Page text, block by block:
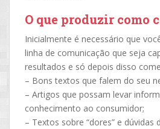
O que produzir como
Inicialmente é necessário que
linha de comunicação que seja
resultados e só depois disso
– Bons textos que falem do seu
– Artigos que possam levar
conhecimento ao consumidor;
– Textos sobre “dores” e dúvidas